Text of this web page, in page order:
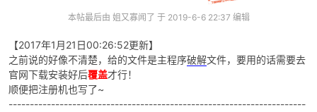
爱
本帖最后由 姐又寡闻了 于 2019-6-6 22:37 编辑
【2017年1月21日00:26:52更新】
之前说的好像不清楚，给的文件是主程序破解文件，要用的话需要去
官网下载安装好后覆盖才行！
顺便把注册机也写了~
----------------------------------------------------------------------